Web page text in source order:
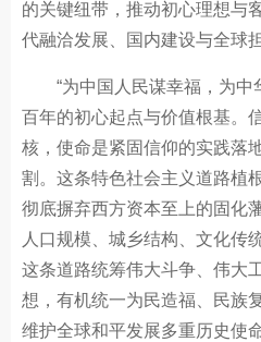
的关键纽带，推动初心理想与
代融洽发展、国内建设与全球
“为中国人民谋幸福，为中
百年的初心起点与价值根基。
核，使命是紧固信仰的实践落
割。这条特色社会主义道路植
彻底摒弃西方资本至上的固化
人口规模、城乡结构、文化传
这条道路统筹伟大斗争、伟大
想，有机统一为民造福、民族
维护全球和平发展多重历史使